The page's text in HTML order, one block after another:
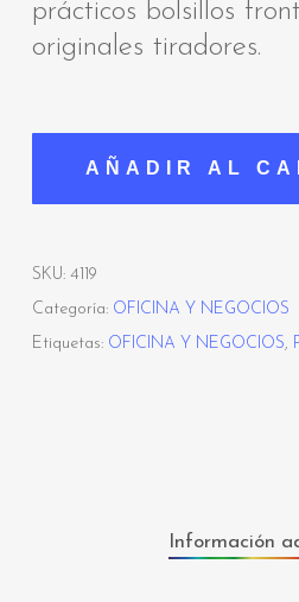
prácticos bolsillos
originales tiradores.
AÑADIR AL
SKU: 4119
Categoría: OFICINA Y NEGOCIOS
Etiquetas: OFICINA Y NEGOCIOS,
Información